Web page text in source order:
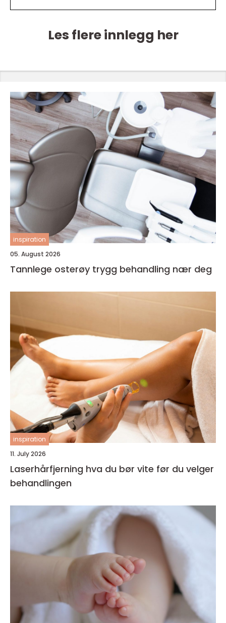
Les flere innlegg her
inspiration
05. August 2026
Tannlege osterøy trygg behandling nær deg
inspiration
11. July 2026
Laserhårfjerning hva du bør vite før du velger
behandlingen